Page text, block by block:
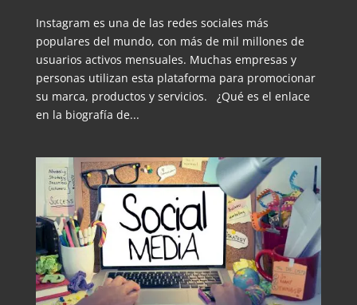
Instagram es una de las redes sociales más
populares del mundo, con más de mil millones de
usuarios activos mensuales. Muchas empresas y
personas utilizan esta plataforma para promocionar
su marca, productos y servicios. ¿Qué es el enlace
en la biografía de...